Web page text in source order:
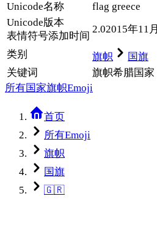
Unicode名称
flag greece
Unicode版本
表情符号添加时间
2.02015年11月
类别 旗帜
国旗
关键词
旗帜希腊国家
所有国家旗帜Emoji
首页
所有Emoji
旗帜
国旗
🇬🇷